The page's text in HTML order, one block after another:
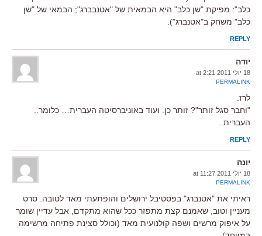
כלב": מפיקת "שן כלב" היא הבמאית של "אטנבברג"; הבמאי של "שן
כלב" משחק ב"אטנברג").
REPLY
יודה
18 יולי 2011 at 2:21
PERMALINK
לרז.
"וחבר סגל זותר"? זותר כן. ועוד באוניברסיטה העברית… כלומר..
העברית..
REPLY
יונה
18 יולי 2011 at 11:27
PERMALINK
ראיתי את "אטנברג" בפסטיבל ירושלים והופתעתי מאד לטובה. סרט
מעניין וטוב, שאמנם קצת מתפזר ככל שהוא מתקדם, אבל עדיין שומר
על איפוק מרשים ושפה קולנועית מאד (וכולל סצינת פתיחה מרשימה